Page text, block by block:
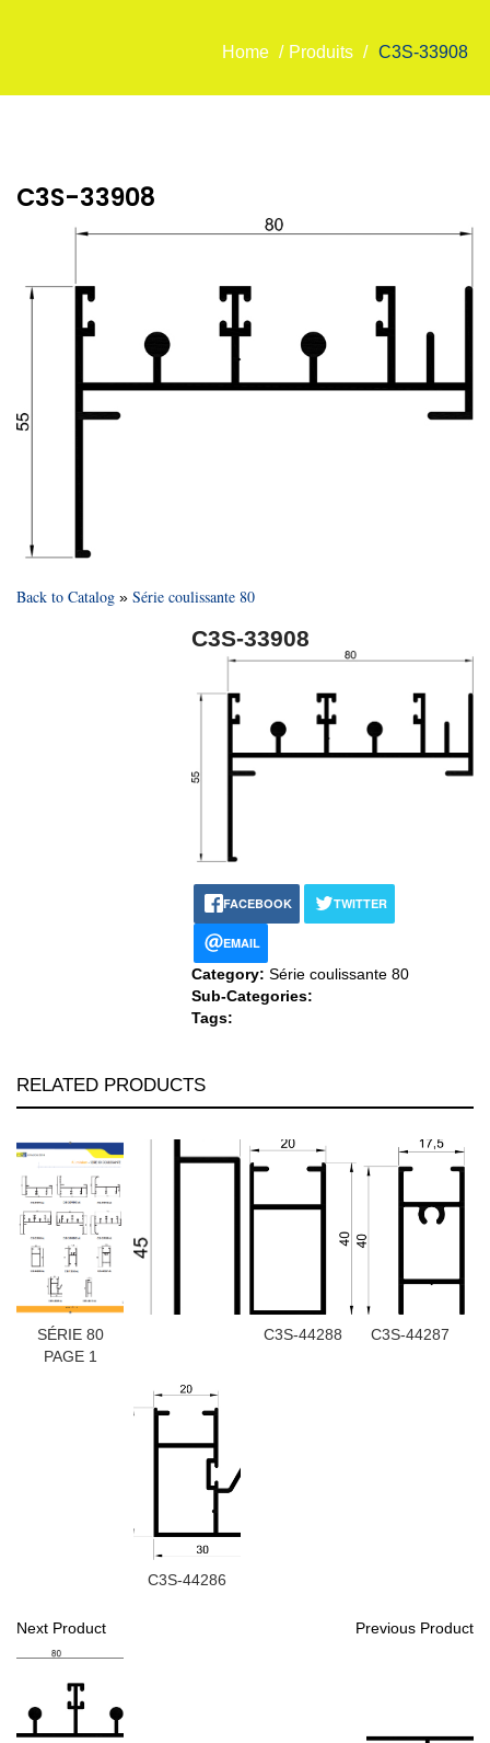
Home / Produits / C3S-33908
C3S-33908
Back to Catalog Série coulissante 80
C3S-33908
FACEBOOK TWITTER
EMAIL
Category: Série coulissante 80
Sub-Categories:
Tags:
RELATED PRODUCTS
SÉRIE 80
PAGE 1
C3S-44288 C3S-44287
C3S-44286
Next Product Previous Product